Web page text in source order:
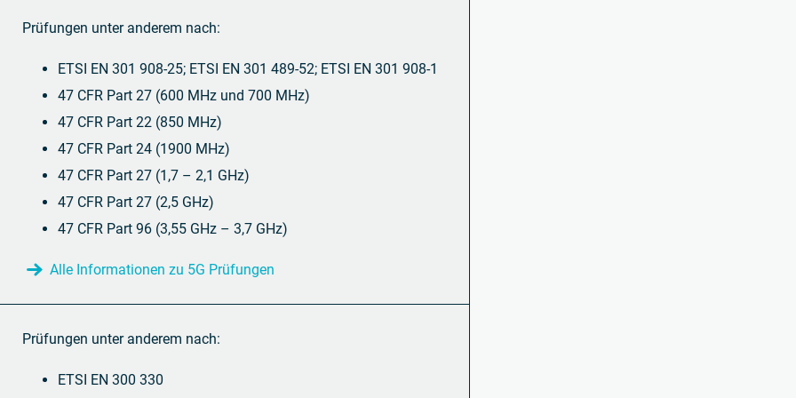
Prüfungen unter anderem nach:
ETSI EN 301 908-25; ETSI EN 301 489-52; ETSI EN 301 908-1
47 CFR Part 27 (600 MHz und 700 MHz)
47 CFR Part 22 (850 MHz)
47 CFR Part 24 (1900 MHz)
47 CFR Part 27 (1,7 – 2,1 GHz)
47 CFR Part 27 (2,5 GHz)
47 CFR Part 96 (3,55 GHz – 3,7 GHz)
Alle Informationen zu 5G Prüfungen
Prüfungen unter anderem nach:
ETSI EN 300 330